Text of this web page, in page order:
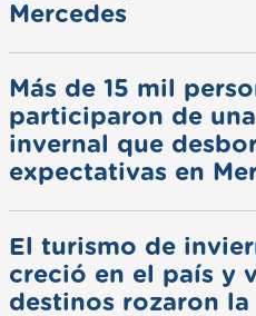
Mercedes
Más de 15 mil
participaron de
invernal que
expectativas en
El turismo de
creció en el país y
destinos rozaron la